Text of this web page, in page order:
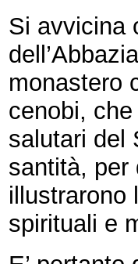
Si avvicina
monastero
cenobi,
salutari del
santità, per
illustrarono
spirituali e